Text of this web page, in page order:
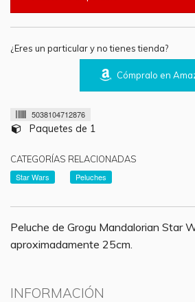
¿Eres un particular y no tienes tienda?
Cómpralo en
5038104712876
Paquetes de 1
CATEGORÍAS RELACIONADAS
Star Wars
Peluches
Peluche de Grogu Mandalorian Star
aproximadamente 25cm.
INFORMACIÓN